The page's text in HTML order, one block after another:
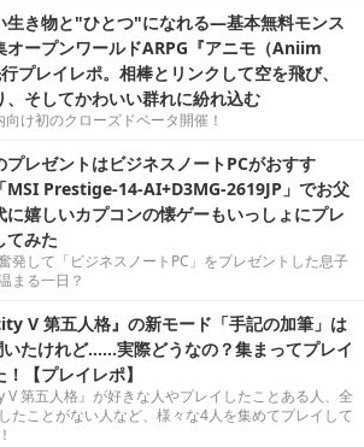
生き物と"ひとつ"になれる―基本無料モンス
オープンワールドARPG『アニモ（Aniim
プレイレポ。相棒とリンクして空を飛び、
、そしてかわいい群れに紛れ込む
け初のクローズドベータ開催！
プレゼントはビジネスノートPCがおすす
MSI Prestige-14-AI+D3MG-2619JP」でお父
に嬉しいカプコンの懐ゲーもいっしょにプレ
てみた
発して「ビジネスノートPC」をプレゼントした息子
まる一日？
V 第五人格』の新モード「手記の加筆」は
いたけれど……実際どうなの？集まってプレイ
！【プレイレポ】
V 第五人格』が好きな人やプレイしたことある人、全
たことがない人など、様々な4人を集めてプレイして